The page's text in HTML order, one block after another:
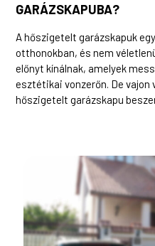
GARÁZSKAPUBA?
A hőszigetelt garázskapuk
otthonokban, és nem
előnyt kínálnak, amelyek
esztétikai vonzerőn. De
hőszigetelt garázskapu